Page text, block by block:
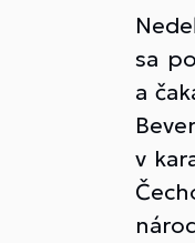
sa
a
v